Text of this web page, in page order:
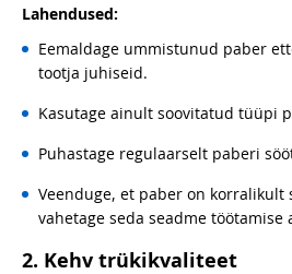
Lahendused:
Eemaldage ummistunud paber
tootja juhiseid.
Kasutage ainult soovitatud tüüpi
Puhastage regulaarselt paberi
Veenduge, et paber on korralikult
vahetage seda seadme töötamise
2. Kehv trükikvaliteet